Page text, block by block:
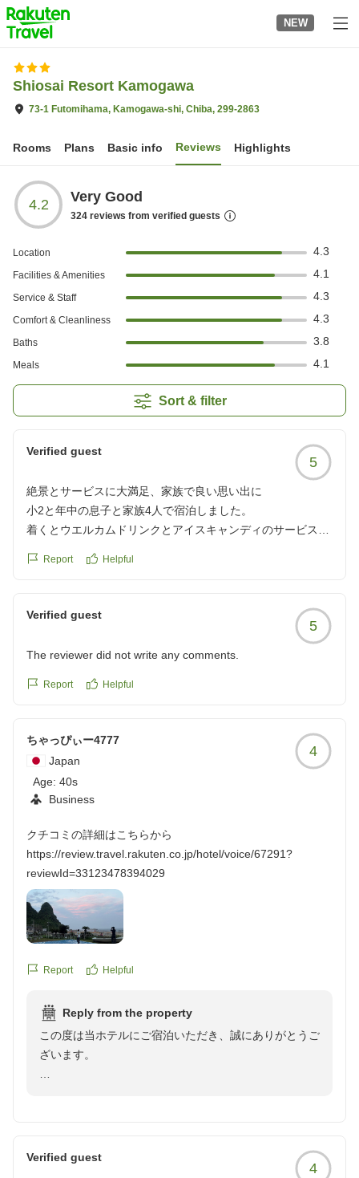
to
top
page
NEW
Shiosai Resort Kamogawa
73-1 Futomihama, Kamogawa-shi, Chiba, 299-2863
Rooms Plans Basic info Reviews Highlights
4.2 Very Good
324 reviews from verified guests
Location 4.3
Facilities & Amenities 4.1
Service & Staff 4.3
Comfort & Cleanliness 4.3
Baths 3.8
Meals 4.1
Sort & filter
Verified guest
5
絶景とサービスに大満足、家族で良い思い出に
小2と年中の息子と家族4人で宿泊しました。
着くとウエルカムドリンクとアイスキャンディのサービスが
夕飯はサマーバイキングでしたが、席に着くと各テーブルに
船盛のお刺身が用意してありました。バイキング自体はあま
り種類はなく特別コレ!というものもありませんでしたが、ど
じがよく、帰るときには子供に対しても一人一人挨拶をして
くれてとても気持ちよく食事を終えることが出来ました。
お風呂は広くはないものの、こちらも清潔感があって良かっ
海水浴場が歩いて数分のところにあり、子供を連れて遊びに
出掛けました。ホテル入り口にはシャワーがあり、砂汚れを
落とすことが出来て便利でした。
外にはランドリースペースもあり、フロントで洗剤を購入す
のですが、朝見てみると洗濯機周辺が虫だらけでビックリし
ドリースペースは室内にあればよかったです。
フロントのスタッフの方たちもみんな親切で、1泊でしたが
Report Helpful
Verified guest
5
The reviewer did not write any comments.
Report Helpful
ちゃっぴぃー4777
Japan
Age: 40s
Business
4
クチコミの詳細はこちらから
https://review.travel.rakuten.co.jp/hotel/voice/67291?
reviewId=33123478394029
Report Helpful
Reply from the property
この度は当ホテルにご宿泊いただき、誠にありがとうご
ざいます。
またのご来館を、スタッフ一同心よりお待ち申し上げて
Verified guest
4